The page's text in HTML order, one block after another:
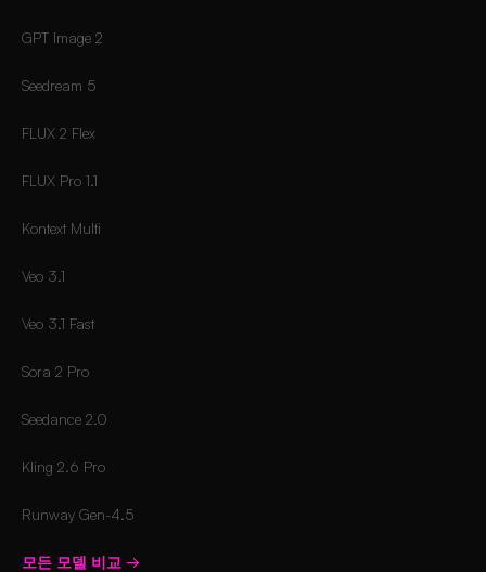
GPT Image 2
Seedream 5
FLUX 2 Flex
FLUX Pro 1.1
Kontext Multi
Veo 3.1
Veo 3.1 Fast
Sora 2 Pro
Seedance 2.0
Kling 2.6 Pro
Runway Gen-4.5
모든 모델 비교 →